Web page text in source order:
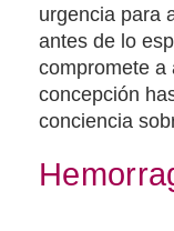
urgencia para
antes de lo
compromete a
concepción
conciencia